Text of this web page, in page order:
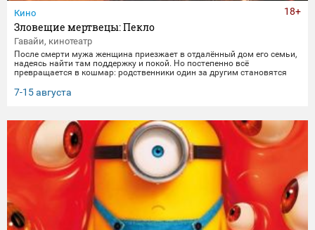
Кино
Зловещие мертвецы: Пекло
Гавайи, кинотеатр
После смерти мужа женщина приезжает в отдалённый дом его семьи,
надеясь найти там поддержку и покой. Но постепенно всё
превращается в кошмар: родственники один за другим становятся
клятвы любви и верности не заканчиваются даже со смертью.
7-15 августа
18+